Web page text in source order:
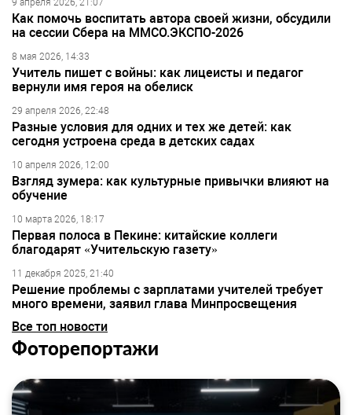
9 апреля 2026, 21:07
Как помочь воспитать автора своей жизни, обсудили
на сессии Сбера на ММСО.ЭКСПО-2026
8 мая 2026, 14:33
Учитель пишет с войны: как лицеисты и педагог
вернули имя героя на обелиск
29 апреля 2026, 22:48
Разные условия для одних и тех же детей: как
сегодня устроена среда в детских садах
10 апреля 2026, 12:00
Взгляд зумера: как культурные привычки влияют на
обучение
10 марта 2026, 18:17
Первая полоса в Пекине: китайские коллеги
благодарят «Учительскую газету»
11 декабря 2025, 21:40
Решение проблемы с зарплатами учителей требует
много времени, заявил глава Минпросвещения
Все топ новости
Фоторепортажи